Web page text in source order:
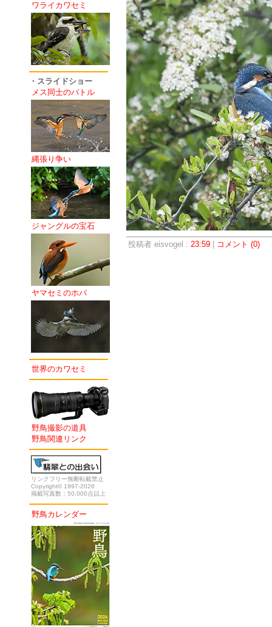
ワライカワセミ
・スライドショー
メス同士のバトル
縄張り争い
ジャングルの宝石
ヤマセミのホバ
世界のカワセミ
野鳥撮影の道具
野鳥関連リンク
リンクフリー無断転載禁止
Copyright© 1997-2026
掲載写真数：50,000点以上
野鳥カレンダー
投稿者 eisvogel : 23:59| コメント (0)